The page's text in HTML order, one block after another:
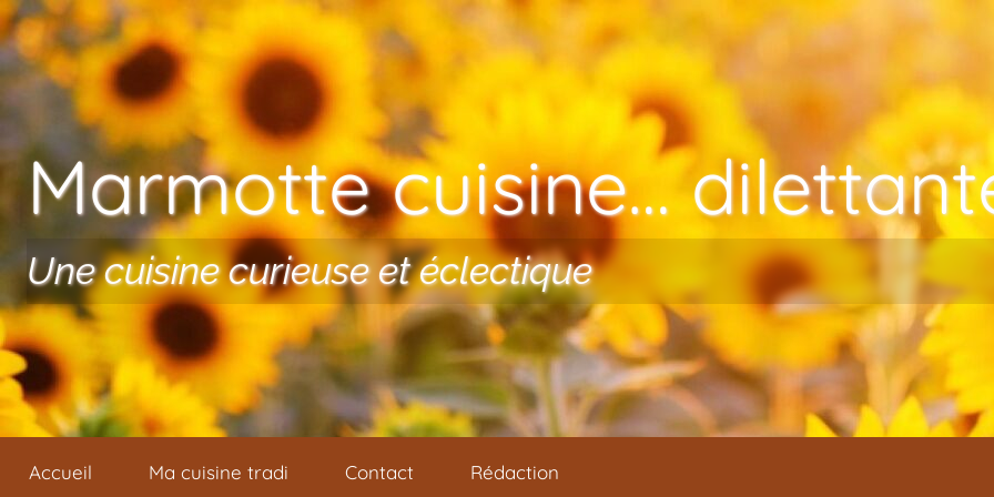
Aller au contenu
Marmotte cuisine…
Une cuisine curieuse et éclectique
Accueil Ma cuisine tradi Contact Rédaction